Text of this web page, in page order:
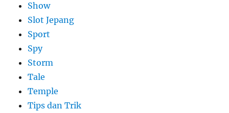
Show
Slot Jepang
Sport
Spy
Storm
Tale
Temple
Tips dan Trik